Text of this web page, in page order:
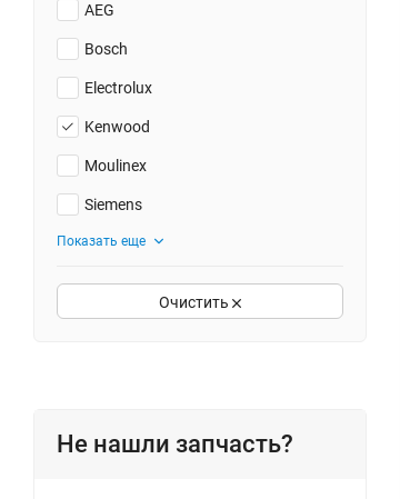
AEG
Bosch
Electrolux
Kenwood
Moulinex
Siemens
Показать еще
Очистить
Не нашли запчасть?